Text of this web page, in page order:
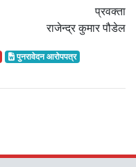
प्रवक्ता
राजेन्द्र कुमार पौडेल
पुनरावेदन आरोपपत्र